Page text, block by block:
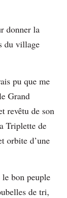
donner la
du village
pu que me
Grand
revêtu de son
Triplette de
orbite d’une
bon peuple
de tri,